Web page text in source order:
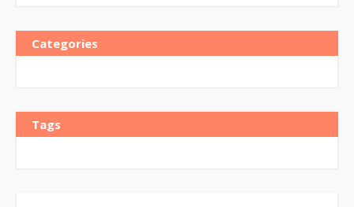
Categories
Tags